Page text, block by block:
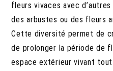
fleurs vivaces avec
des arbustes ou des fleurs
Cette diversité permet de
de prolonger la période de
espace extérieur vivant tout